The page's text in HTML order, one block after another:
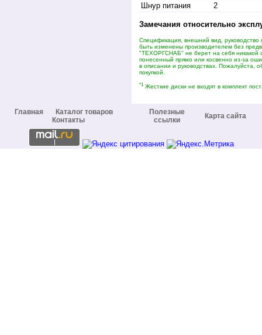
Шнур питания 2
Замечания относительно
Спецификация, внешний вид, руководство
быть изменены производителем без
"ТЕХОРГСНАБ" не берет на себя никакой
понесенный прямо или косвенно из-за
в описании и руководствах. Пожалуйста,
покупкой.
*1 Жесткие диски не входят в комплект
Главная
Каталог товаров
Контакты
Полезные
ссылки
Карта сайта